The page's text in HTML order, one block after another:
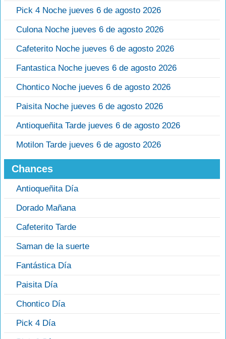
Pick 4 Noche jueves 6 de agosto 2026
Culona Noche jueves 6 de agosto 2026
Cafeterito Noche jueves 6 de agosto 2026
Fantastica Noche jueves 6 de agosto 2026
Chontico Noche jueves 6 de agosto 2026
Paisita Noche jueves 6 de agosto 2026
Antioqueñita Tarde jueves 6 de agosto 2026
Motilon Tarde jueves 6 de agosto 2026
Chances
Antioqueñita Día
Dorado Mañana
Cafeterito Tarde
Saman de la suerte
Fantástica Día
Paisita Día
Chontico Día
Pick 4 Día